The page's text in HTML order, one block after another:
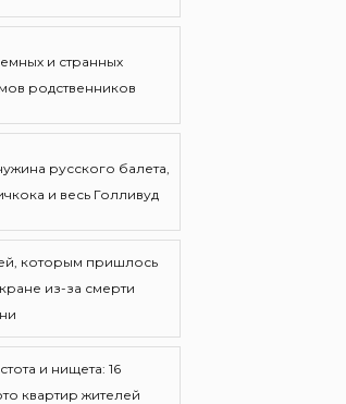
и странных
родственников
русского балета,
и весь Голливуд
которым пришлось
из-за смерти
и нищета: 16
квартир жителей